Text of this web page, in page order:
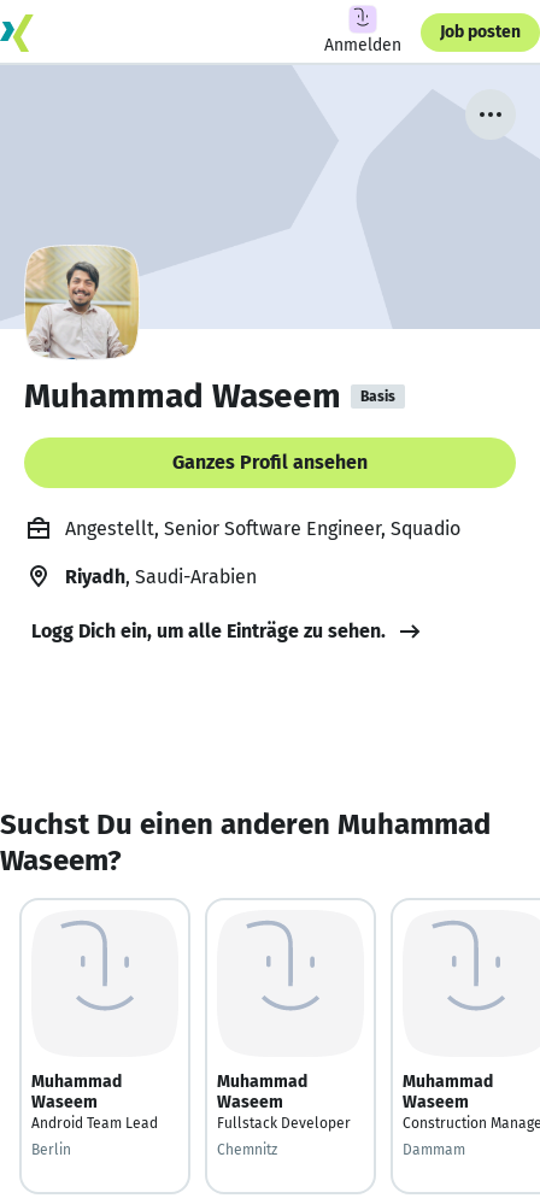
Anmelden
Job posten
Muhammad Waseem Basis
Ganzes Profil ansehen
Angestellt, Senior Software Engineer, Squadio
Riyadh, Saudi-Arabien
Logg Dich ein, um alle Einträge zu sehen.
Suchst Du einen anderen Muhammad
Waseem?
Muhammad
Waseem
Android Team Lead
Berlin
Muhammad
Waseem
Fullstack Developer
Chemnitz
Muhammad
Waseem
Construction
Dammam